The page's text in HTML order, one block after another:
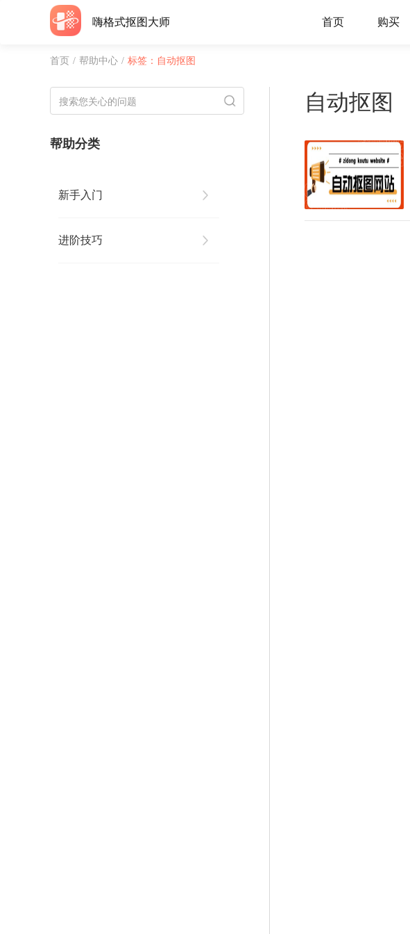
嗨格式抠图大师 首页 购买
首页 / 帮助中心 / 标签：自动抠图
自动抠图
帮助分类
新手入门
进阶技巧